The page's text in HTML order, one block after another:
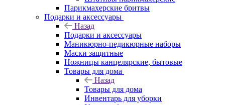
Парикмахерские бритвы
Подарки и аксессуары
Назад
Подарки и аксессуары
Маникюрно-педикюрные наборы
Маски защитные
Ножницы канцелярские, бытовые
Товары для дома
Назад
Товары для дома
Инвентарь для уборки